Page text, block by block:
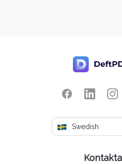
Swedish